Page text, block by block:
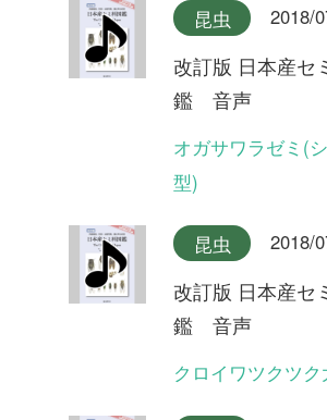
改訂版 日本産セミ科図
鑑 音声
イワサキゼミ(合唱)
改訂版 日本産セミ科図
イワサキゼミ(短い序奏タイ